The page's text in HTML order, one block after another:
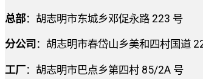
总部：胡志明市东城乡邓促永路 223 号
分公司 ：胡志明市春岱山乡美和四村国道
工厂：胡志明市巴点乡第四村 85/2A 号